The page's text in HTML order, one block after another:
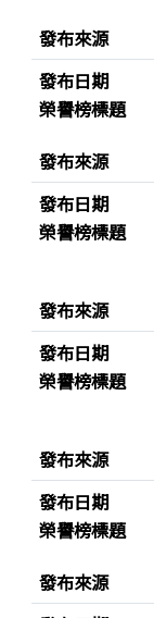
發布來源
發布日期
榮譽榜標題
發布來源
發布日期
榮譽榜標題
發布來源
發布日期
榮譽榜標題
發布來源
發布日期
榮譽榜標題
發布來源